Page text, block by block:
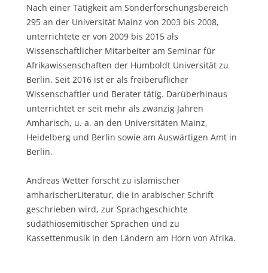
Nach einer Tätigkeit am Sonderforschungsbereich
295 an der Universität Mainz von 2003 bis 2008,
unterrichtete er von 2009 bis 2015 als
Wissenschaftlicher Mitarbeiter am Seminar für
Afrikawissenschaften der Humboldt Universität zu
Berlin. Seit 2016 ist er als freiberuflicher
Wissenschaftler und Berater tätig. Darüberhinaus
unterrichtet er seit mehr als zwanzig Jahren
Amharisch, u. a. an den Universitäten Mainz,
Heidelberg und Berlin sowie am Auswärtigen Amt in
Berlin.
Andreas Wetter forscht zu islamischer
amharischerLiteratur, die in arabischer Schrift
geschrieben wird, zur Sprachgeschichte
südäthiosemitischer Sprachen und zu
Kassettenmusik in den Ländern am Horn von Afrika.